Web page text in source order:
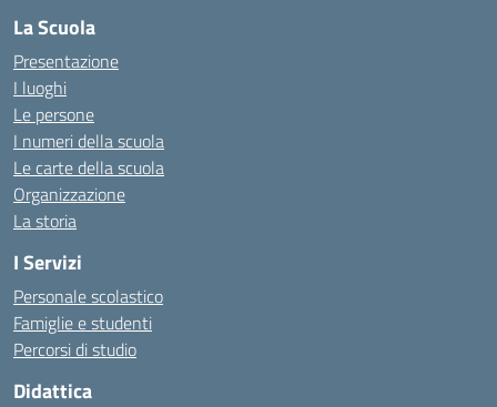
La Scuola
Presentazione
I luoghi
Le persone
I numeri della scuola
Le carte della scuola
Organizzazione
La storia
I Servizi
Personale scolastico
Famiglie e studenti
Percorsi di studio
Didattica